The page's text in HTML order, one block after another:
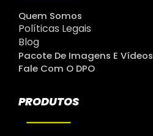
Quem Somos
Políticas Legais
Blog
Pacote De Imagens E Vídeos
Fale Com O DPO
PRODUTOS